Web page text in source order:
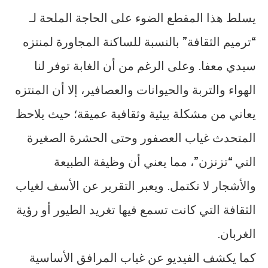
يسلط هذا المقطع الضوء على الحاجة الملحة لـ
“ترميم الثقافة” بالنسبة للساكنة المجاورة لمنتزه
سيدي معفا. وعلى الرغم من أن الغابة توفر لنا
الهواء والتربة والحيوانات والعصافير، إلا أن المنتزه
يعاني من مشكلة بيئية وثقافية عميقة؛ حيث يلاحظ
المتحدث غياب العصفور وحتى الحشرة الصغيرة
التي “تزنزن”، مما يعني أن وظيفة الطبيعة
والأشجار لا تكتمل. ويعبر التقرير عن الأسف لغياب
الثقافة التي كانت تسمع فيها تغريد الطيور أو رؤية
الغربان.
كما يكشف الفيديو عن غياب المرافق الأساسية